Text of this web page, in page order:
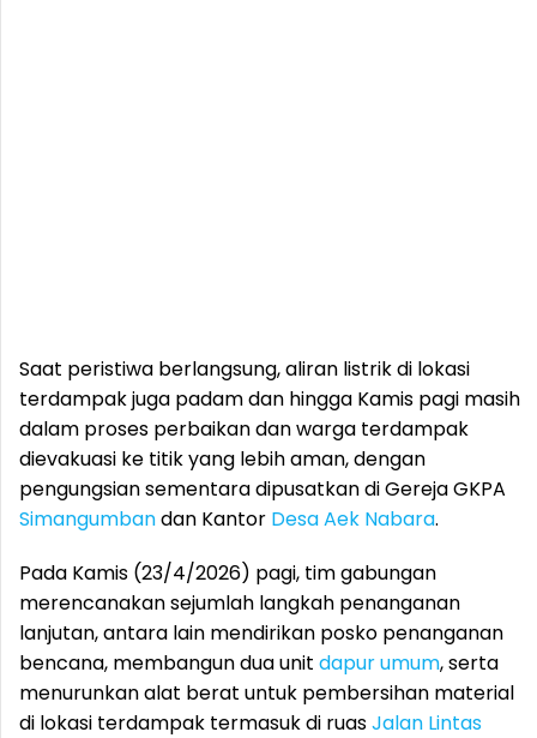
Saat peristiwa berlangsung, aliran listrik di lokasi
terdampak juga padam dan hingga Kamis pagi masih
dalam proses perbaikan dan warga terdampak
dievakuasi ke titik yang lebih aman, dengan
pengungsian sementara dipusatkan di Gereja GKPA
Simangumbandan Kantor Desa Aek Nabara.
Pada Kamis (23/4/2026) pagi, tim gabungan
merencanakan sejumlah langkah penanganan
lanjutan, antara lain mendirikan posko penanganan
bencana, membangun dua unit dapur umum, serta
menurunkan alat berat untuk pembersihan material
di lokasi terdampak termasuk di ruasJalan Lintas